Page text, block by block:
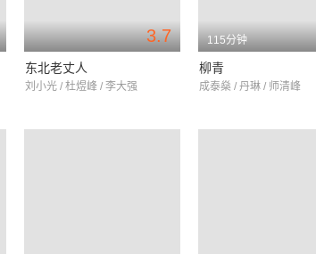
3.7
东北老丈人
刘小光 / 杜煜峰 / 李大强
115分钟
柳青
成泰燊 / 丹琳 / 师清峰